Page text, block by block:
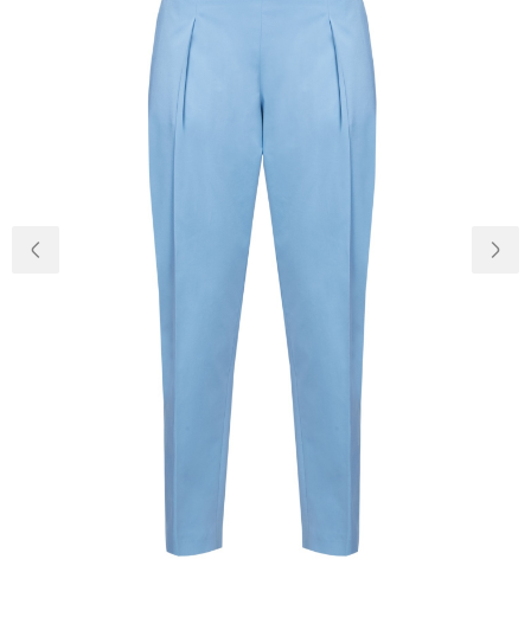
Доставка та
оплата
Повернення
та обмін
Відкуки про
магазин
Питання та
відповіді
Контакти
Догляд
+38(050)4840005